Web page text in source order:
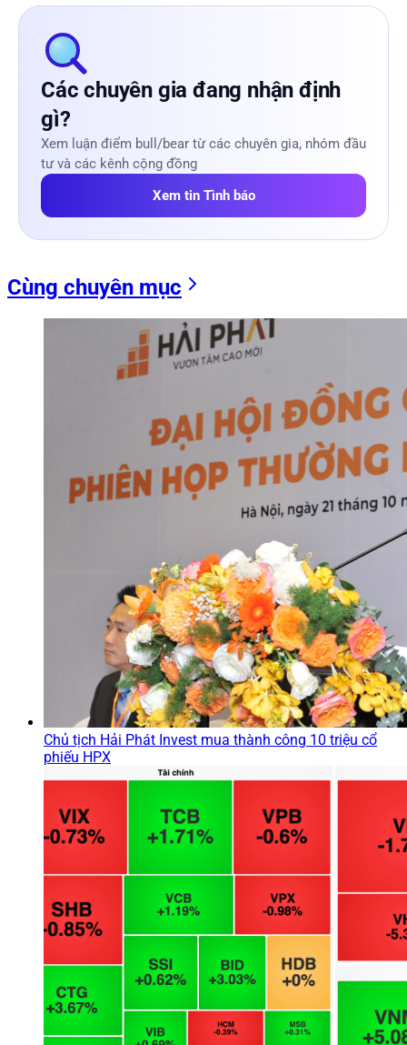
Các chuyên gia đang nhận định
gì?
Xem luận điểm bull/bear từ các chuyên gia, nhóm đầu
tư và các kênh cộng đồng
Xem tin Tình báo
Cùng chuyên mục
Chủ tịch Hải Phát Invest mua thành công 10 triệu cổ
phiếu HPX